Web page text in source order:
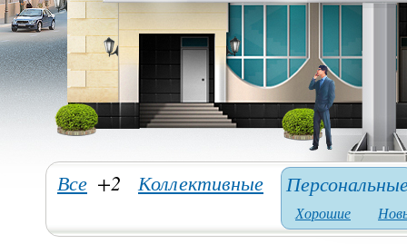
Все +2 Коллективные
Хорошие